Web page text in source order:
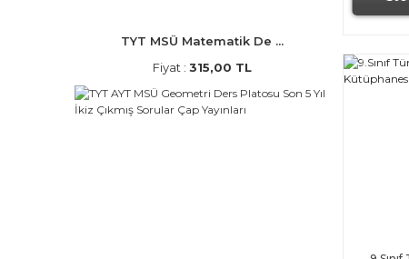
TYT MSÜ Matematik De ...
Fiyat : 315,00 TL